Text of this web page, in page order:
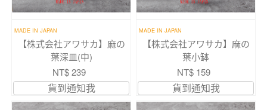
MADE IN JAPAN
【株式会社アワサカ】麻の
葉深皿(中)
NT$ 239
貨到通知我
MADE IN JAPAN
【株式会社アワサカ】麻の
葉小缽
NT$ 159
貨到通知我